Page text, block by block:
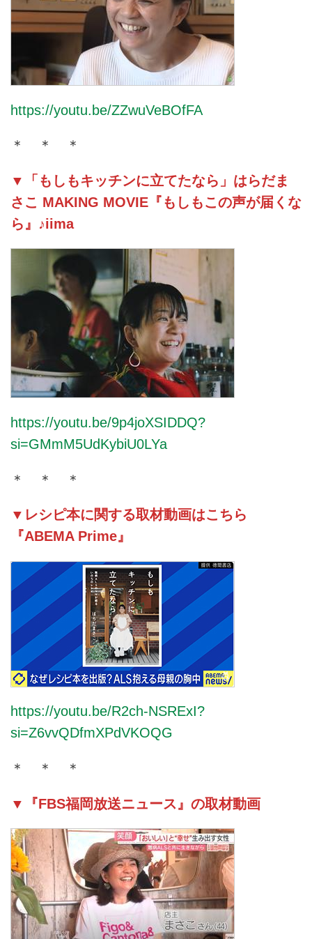
https://youtu.be/ZZwuVeBOfFA
＊ ＊ ＊
▼「もしもキッチンに立てたなら」はらだま
さこ MAKING MOVIE『もしもこの声が届くな
ら』♪iima
https://youtu.be/9p4joXSIDDQ?
si=GMmM5UdKybiU0LYa
＊ ＊ ＊
▼レシピ本に関する取材動画はこちら
『ABEMA Prime』
https://youtu.be/R2ch-NSRExI?
si=Z6vvQDfmXPdVKOQG
＊ ＊ ＊
▼『FBS福岡放送ニュース』の取材動画